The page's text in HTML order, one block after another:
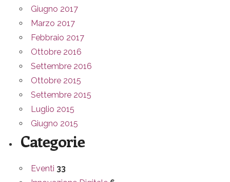
Giugno 2017
Marzo 2017
Febbraio 2017
Ottobre 2016
Settembre 2016
Ottobre 2015
Settembre 2015
Luglio 2015
Giugno 2015
Categorie
Eventi 33